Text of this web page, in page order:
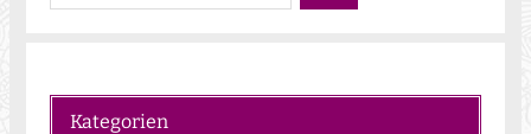
u
Kategorien